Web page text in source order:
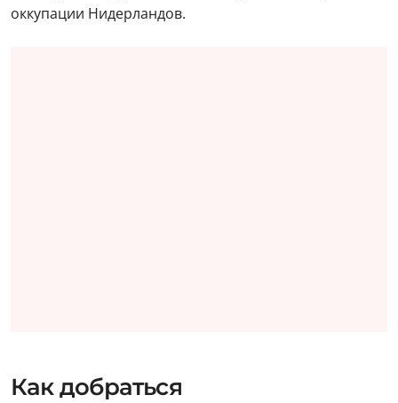
оккупации Нидерландов.
Как добраться